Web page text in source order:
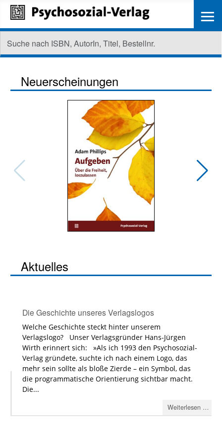
Neuerscheinungen
Aktuelles
Die Geschichte unseres Verlagslogos
Welche Geschichte steckt hinter unserem
Verlagslogo? Unser Verlagsgründer Hans-Jürgen
Wirth erinnert sich: »Als ich 1993 den Psychosozial-
Verlag gründete, suchte ich nach einem Logo, das
mehr sein sollte als bloße Zierde – ein Symbol, das
die programmatische Orientierung sichtbar macht.
Die...
Weiterlesen …
≡